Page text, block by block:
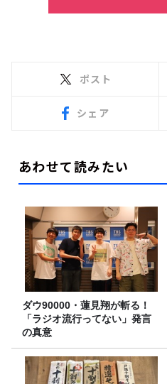
ポスト
シェア
あわせて読みたい
ダウ90000・蓮見翔が斬る！
「ラジオ流行ってない」発言
の真意